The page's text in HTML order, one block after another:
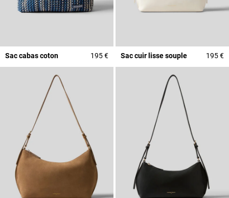
Sac cabas coton 195 € Sac cuir lisse souple 195 €